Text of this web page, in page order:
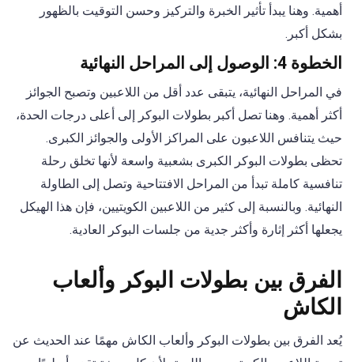
أهمية. وهنا يبدأ تأثير الخبرة والتركيز وحسن التوقيت بالظهور
بشكل أكبر.
الخطوة 4: الوصول إلى المراحل النهائية
في المراحل النهائية، يتبقى عدد أقل من اللاعبين وتصبح الجوائز
أكثر أهمية. وهنا تصل أكبر بطولات البوكر إلى أعلى درجات الحدة،
حيث يتنافس اللاعبون على المراكز الأولى والجوائز الكبرى.
تحظى بطولات البوكر الكبرى بشعبية واسعة لأنها تخلق رحلة
تنافسية كاملة تبدأ من المراحل الافتتاحية وتصل إلى الطاولة
النهائية. وبالنسبة إلى كثير من اللاعبين الكويتيين، فإن هذا الهيكل
يجعلها أكثر إثارة وأكثر جدية من جلسات البوكر العادية.
الفرق بين بطولات البوكر وألعاب
الكاش
يُعد الفرق بين بطولات البوكر وألعاب الكاش مهمًا عند الحديث عن